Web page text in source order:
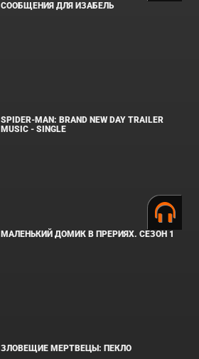
СООБЩЕНИЯ ДЛЯ ИЗАБЕЛЬ
SPIDER-MAN: BRAND NEW DAY TRAILER
MUSIC - SINGLE
МАЛЕНЬКИЙ ДОМИК В ПРЕРИЯХ. СЕЗОН 1
ЗЛОВЕЩИЕ МЕРТВЕЦЫ: ПЕКЛО